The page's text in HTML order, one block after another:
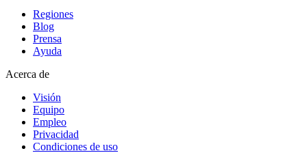
Regiones
Blog
Prensa
Ayuda
Acerca de
Visión
Equipo
Empleo
Privacidad
Condiciones de uso